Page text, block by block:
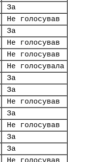
За
Не голосував
За
Не голосував
Не голосував
Не голосувала
За
За
Не голосував
За
Не голосував
За
За